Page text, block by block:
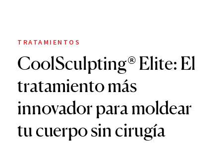
TRATAMIENTOS
CoolSculpting® Elite: El
tratamiento más
innovador para moldear
tu cuerpo sin cirugía